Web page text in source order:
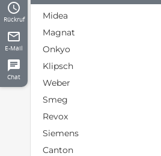
access_time
Rückruf
mail_outline
E-Mail
chat
Chat
Midea
Magnat
Onkyo
Klipsch
Weber
Smeg
Revox
Siemens
Canton